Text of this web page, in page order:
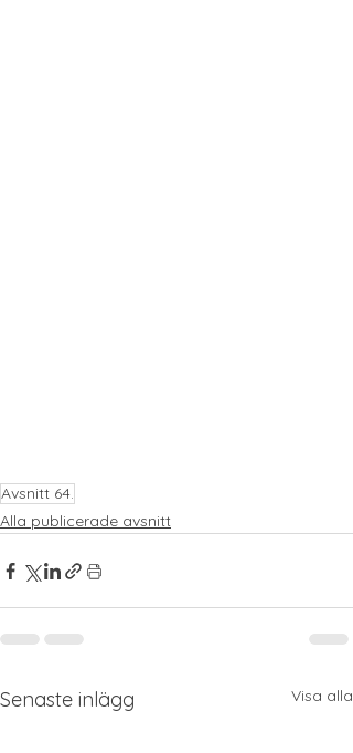
Avsnitt 64.
Alla publicerade avsnitt
Senaste inlägg Visa alla